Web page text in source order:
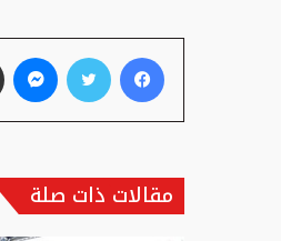
فيسبوك تويتر
مقالات ذات صلة